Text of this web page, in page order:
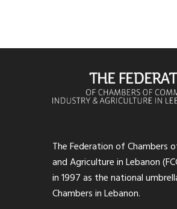
The Federation of Chambers
and Agriculture in Lebanon
in 1997 as the national
Chambers in Lebanon.